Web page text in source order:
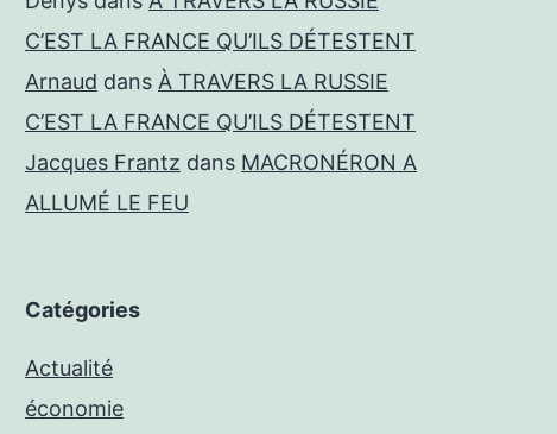
C’EST LA FRANCE QU’ILS DÉTESTENT
Arnaud dans À TRAVERS LA RUSSIE
C’EST LA FRANCE QU’ILS DÉTESTENT
Jacques Frantz dans MACRONÉRON A
ALLUMÉ LE FEU
Catégories
Actualité
économie